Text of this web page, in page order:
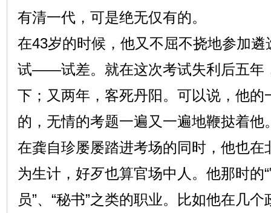
有清一代，可是绝无仅有的。
在43岁的时候，他又不屈不挠地参加
试——试差。就在这次考试失利后五年
下；又两年，客死丹阳。可以说，他的
的，无情的考题一遍又一遍地鞭挞着他
在龚自珍屡屡踏进考场的同时，他也在
为生计，好歹也算官场中人。他那时的
员”、“秘书”之类的职业。比如他在几